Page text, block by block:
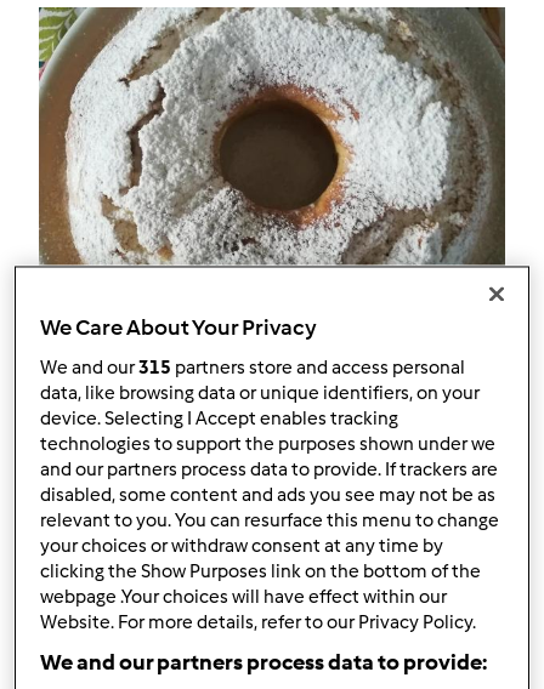
5.0(1)
Ciambella ripiena di confettura di
albicocche
daMukky
2 facile 50min
We Care About Your Privacy
We and our315 partners store and access personal
data, like browsing data or unique identifiers, on your
device. Selecting I Accept enables tracking
technologies to support the purposes shown under we
and our partners process data to provide. If trackers are
disabled, some content and ads you see may not be as
relevant to you. You can resurface this menu to change
your choices or withdraw consent at any time by
clicking the Show Purposes link on the bottom of the
webpage .Your choices will have effect within our
Website. For more details, refer to our Privacy Policy.
We and our partners process data to provide: